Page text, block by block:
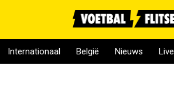
Internationaal België Nieuws Live